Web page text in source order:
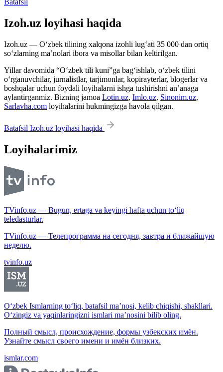
Izoh.uz loyihasi haqida
Izoh.uz — O‘zbek tilining xalqona izohli lug‘ati 35 000 dan ortiq
so‘zlarning ma’nolari ibora va misollar bilan keltirilgan.
Yillar davomida “O‘zbek tili kuni”ga bag‘ishlab, o‘zbek tilini
o‘rganuvchilar, jurnalistlar, tarjimonlar, kopirayterlar, blogerlar va
boshqalar uchun foydali loyihalarni ishga tushirishni an’anaga
aylantirganmiz. Bizning jamoa Lotin.uz, Imlo.uz, Sinonim.uz,
Sarlavha.com loyihalarini hukmingizga havola qilgan.
Batafsil Izoh.uz loyihasi haqida
Loyihalarimiz
TVinfo.uz — Bugun, ertaga va keyingi hafta uchun to‘liq
teledasturlar.
TVinfo.uz — Телепрограмма на сегодня, завтра и ближайшую
неделю.
tvinfo.uz
O‘zbek Ismlarning to‘liq, batafsil ma’nosi, kelib chiqishi, shakllari.
O‘zingiz va yaqinlaringizni ismlari ma’nosini bilib oling.
Полный смысл, происхождение, формы узбекских имён.
Узнайте смысл своего имени и имён близких.
ismlar.com